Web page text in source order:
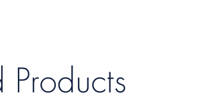
Products